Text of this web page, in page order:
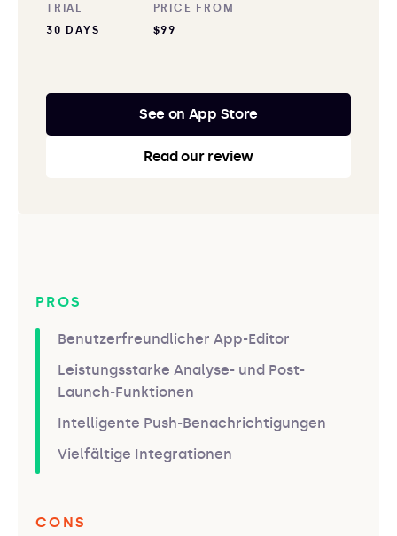
TRIAL
30 DAYS
PRICE FROM
$99
See on App Store
Read our review
PROS
Benutzerfreundlicher App-Editor
Leistungsstarke Analyse- und Post-
Launch-Funktionen
Intelligente Push-Benachrichtigungen
Vielfältige Integrationen
CONS